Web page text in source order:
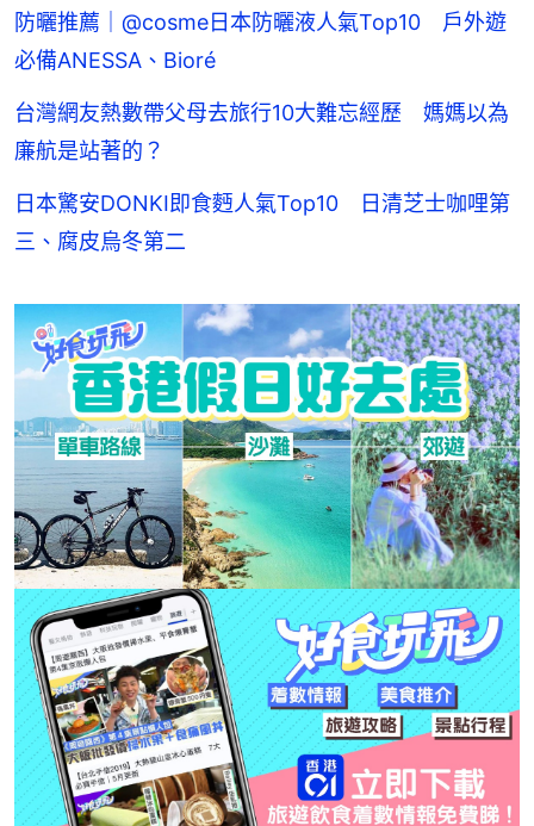
防曬推薦｜@cosme日本防曬液人氣Top10 戶外遊
必備ANESSA、Bioré
台灣網友熱數帶父母去旅行10大難忘經歷 媽媽以為
廉航是站著的？
日本驚安DONKI即食麪人氣Top10 日清芝士咖哩第
三、腐皮烏冬第二